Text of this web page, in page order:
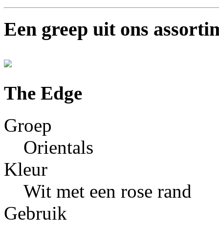
Een greep uit ons
The Edge
Groep
Orientals
Kleur
Wit met een rose rand
Gebruik